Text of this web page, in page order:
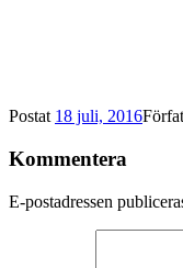
Postat 18 juli, 2016
Kommentera
E-postadressen